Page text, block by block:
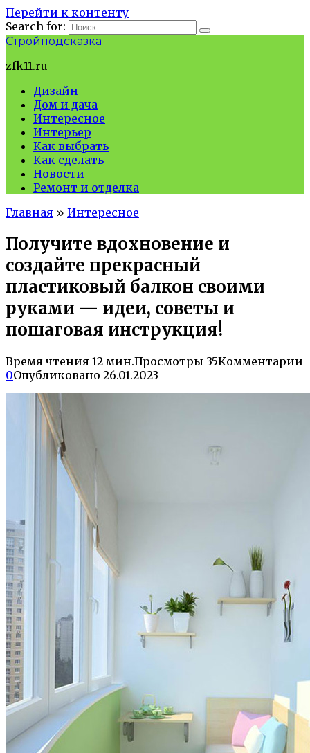
Перейти к контенту
Search for:
Стройподсказка
zfk11.ru
Дизайн
Дом и дача
Интересное
Интерьер
Как выбрать
Как сделать
Новости
Ремонт и отделка
Главная » Интересное
Получите вдохновение и
создайте прекрасный
пластиковый балкон своими
руками — идеи, советы и
пошаговая инструкция!
Время чтения 12 мин.Просмотры 35Комментарии
0Опубликовано 26.01.2023